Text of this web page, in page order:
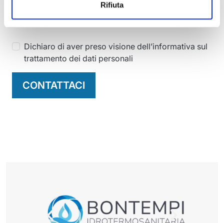
Rifiuta
Rispondi a questa domanda per dimostrare che non
sei un robot
Dichiaro di aver preso visione dell’informativa sul
trattamento dei dati personali
CONTATTACI